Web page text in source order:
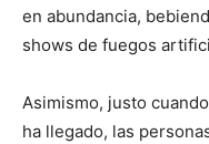
en abundancia,
shows de fuegos
Asimismo, justo
ha llegado, las